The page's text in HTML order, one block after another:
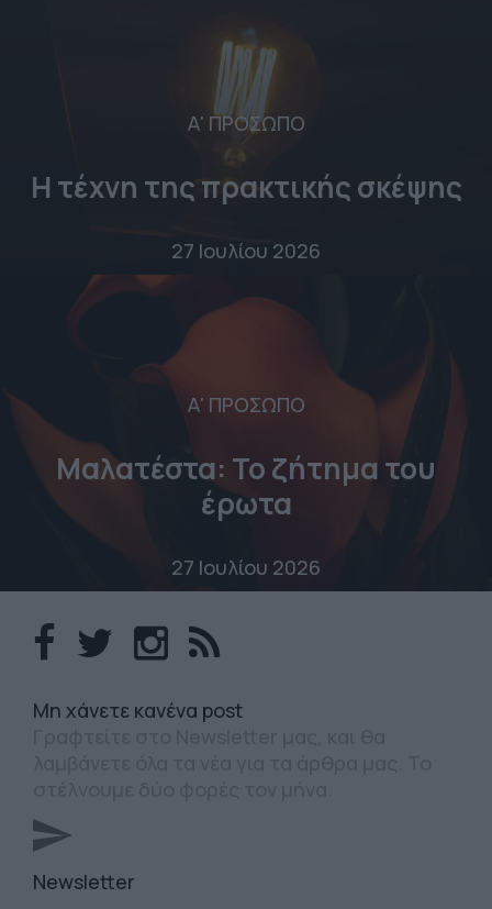
Α' ΠΡΟΣΩΠΟ
Η τέχνη της πρακτικής σκέψης
27 Ιουλίου 2026
Α' ΠΡΟΣΩΠΟ
Μαλατέστα: Το ζήτημα του
έρωτα
27 Ιουλίου 2026
Mη χάνετε κανένα post
Newsletter